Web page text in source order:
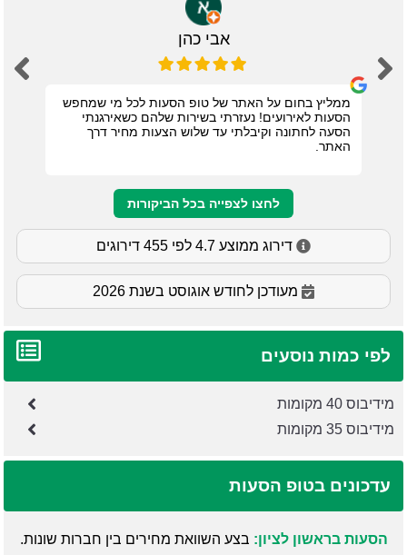
אבי כהן
ממליץ בחום על האתר של טופ הסעות לכל מי שמחפש
הסעות לאירועים! נעזרתי בשירות שלהם כשאירגנתי
הסעה לחתונה וקיבלתי עד שלוש הצעות מחיר דרך
האתר.
לחצו לצפייה בכל הביקורות
דירוג ממוצע 4.7 לפי 455 דירוגים
מעודכן לחודש אוגוסט בשנת 2026
לפי כמות נוסעים
מידיבוס 40 מקומות
מידיבוס 35 מקומות
עדכונים בטופ הסעות
הסעות בראשון לציון: בצע השוואת מחירים בין חברות שונות.